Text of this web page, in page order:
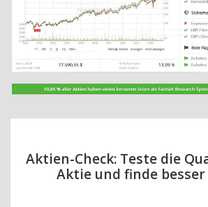
Aktien-Check: Teste die
Aktie und finde